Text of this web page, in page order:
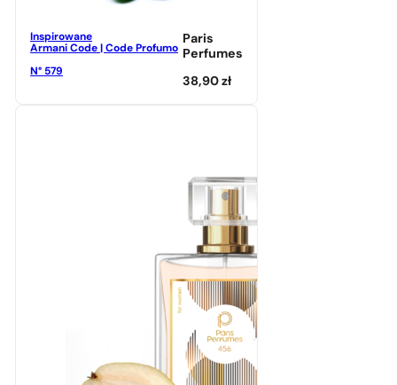
Inspirowane
Armani Code | Code Profumo
N° 579
Paris
Perfumes
38,90zł